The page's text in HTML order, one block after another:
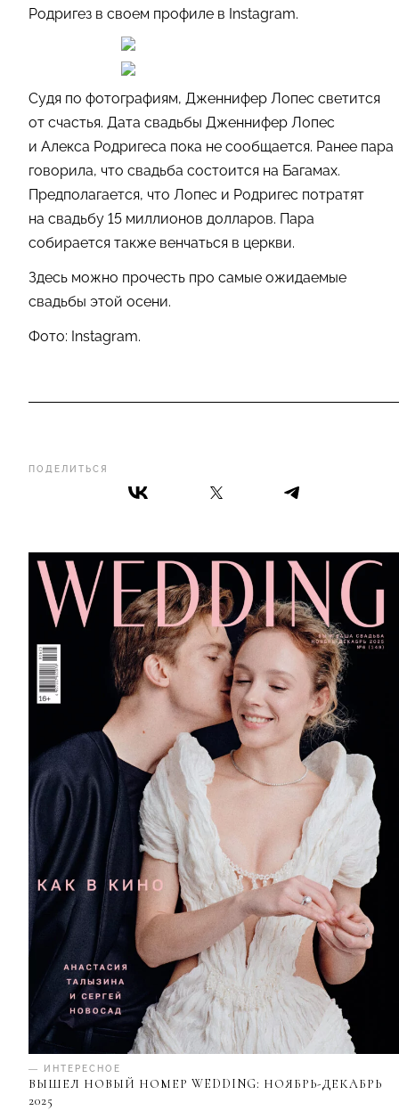
ПОДЕЛИТЬСЯ
— ИНТЕРЕСНОЕ
ВЫШЕЛ НОВЫЙ НОМЕР WEDDING: НОЯБРЬ-ДЕКАБРЬ
2025
Родригез в своем профиле в Instagram.
Судя по фотографиям, Дженнифер Лопес светится
от счастья. Дата свадьбы Дженнифер Лопес
и Алекса Родригеса пока не сообщается. Ранее пара
говорила, что свадьба состоится на Багамах.
Предполагается, что Лопес и Родригес потратят
на свадьбу 15 миллионов долларов. Пара
собирается также венчаться в церкви.
Здесь можно прочесть про самые ожидаемые
свадьбы этой осени.
Фото: Instagram.